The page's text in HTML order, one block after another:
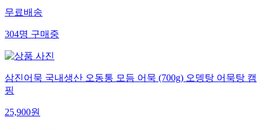
무료배송
304명구매중
삼진어묵 국내생산 오동통 모듬 어묵 (700g) 오뎅탕 어묵탕 캠
핑
25,900원